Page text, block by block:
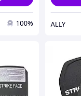
100% ALLY